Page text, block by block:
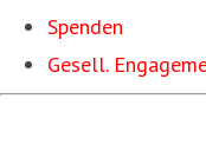
Spenden
Gesell.